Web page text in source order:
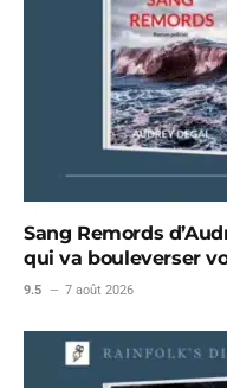
Sang Remords
qui va bouleverser
9.5 7 août 2026